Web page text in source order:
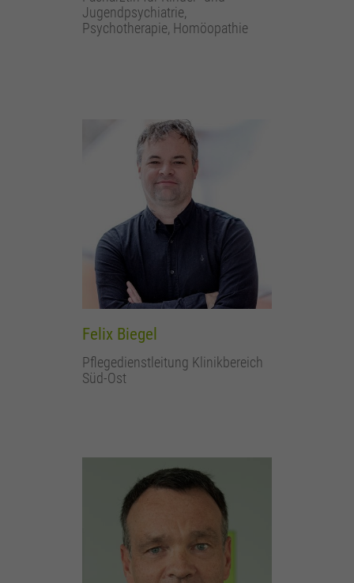
Jugendpsychiatrie,
Psychotherapie, Homöopathie
Felix Biegel
Pflegedienstleitung Klinikbereich
Süd-Ost